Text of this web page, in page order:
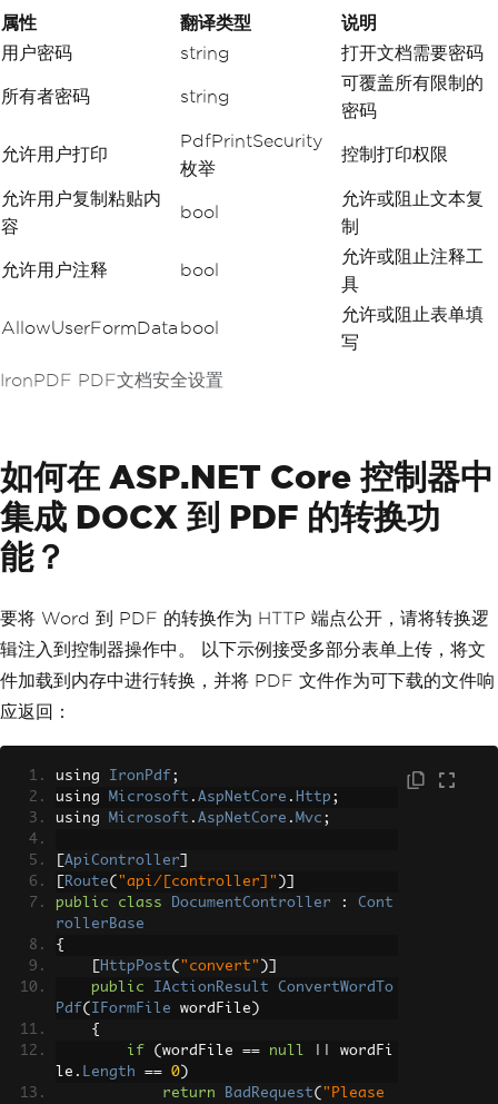
IronPDF PDF文档安全设置
属性 翻译类型
说明
用户密码
string 打开文档需要密码
所有者密码 string
可覆盖所有限制的
密码
允许用户打印
PdfPrintSecurity
枚举
控制打印权限
允许用户复制粘贴内
容
bool
允许或阻止文本复
制
允许用户注释 bool
允许或阻止注释工
具
AllowUserFormData bool
允许或阻止表单填
写
如何在 ASP.NET Core 控制器中
集成 DOCX 到 PDF 的转换功
能？
要将 Word 到 PDF 的转换作为 HTTP 端点公开，请将转换逻
辑注入到控制器操作中。 以下示例接受多部分表单上传，将文
件加载到内存中进行转换，并将 PDF 文件作为可下载的文件响
应返回：
using IronPdf ;
using Microsoft . AspNetCore . Http ;
using Microsoft . AspNetCore . Mvc ;
ApiController
Route( "api/[controller]" )]
public
class DocumentController :
Cont
rollerBase
{
HttpPost( "convert" )]
public
IActionResult
ConvertWordTo
Pdf( IFormFile wordFile )
{
if
( wordFile == null
wordFi
le . Length == 0 )
return
BadRequest( "Please